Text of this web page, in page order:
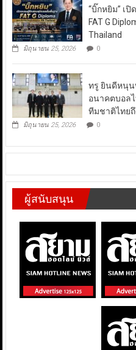
“บิ๊กหยิม” เ
FAT G
Thailand
มิถุนายน 25, 2026 0
ทรู ยินดีหนุน
อนาคตบอล
ทีมชาติไทยถึ
มิถุนายน 25, 2026 0
ผู้สนับสนุน